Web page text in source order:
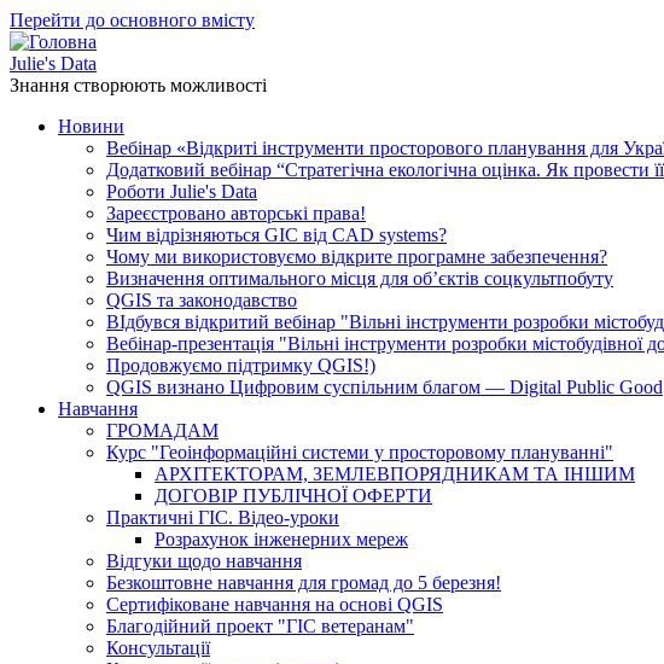
Перейти до основного вмісту
Julie's Data
Знання створюють можливості
Новини
Вебінар «Відкриті інструменти просторового планування для
Додатковий вебінар “Стратегічна екологічна оцінка. Як провести
Роботи Julie's Data
Зареєстровано авторські права!
Чим відрізняються GIC від CAD systems?
Чому ми використовуємо відкрите програмне забезпечення?
Визначення оптимального місця для об’єктів соцкультпобуту
QGIS та законодавство
ВІдбувся відкритий вебінар "Вільні інструменти розробки
Вебінар-презентація "Вільні інструменти розробки містобудівної
Продовжуємо підтримку QGIS!)
QGIS визнано Цифровим суспільним благом — Digital Public Good
Навчання
ГРОМАДАМ
Курс "Геоінформаційні системи у просторовому плануванні"
АРХІТЕКТОРАМ, ЗЕМЛЕВПОРЯДНИКАМ ТА ІНШИМ
ДОГОВІР ПУБЛІЧНОЇ ОФЕРТИ
Практичні ГІС. Відео-уроки
Розрахунок інженерних мереж
Відгуки щодо навчання
Безкоштовне навчання для громад до 5 березня!
Сертифіковане навчання на основі QGIS
Благодійний проект "ГІС ветеранам"
Консультації